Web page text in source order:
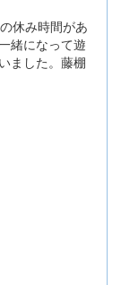
休み時間があ
緒になって遊
ました。藤棚